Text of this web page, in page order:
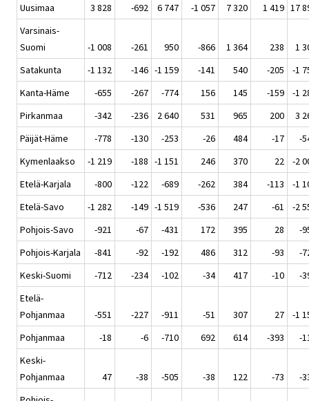
Uusimaa
3 828 -692 6 747 -1 057 7 320 1 419 17
Varsinais-
Suomi
-1 008 -261 950 -866 1 364 238
1
Satakunta
-1 132 -146 -1 159 -141 540 -205
-1
Kanta-Häme
-655 -267 -774 156 145 -159
-1
Pirkanmaa
-342 -236 2 640 531 965 200
3
Päijät-Häme
-778 -130 -253 -26 484 -17
-
Kymenlaakso
-1 219 -188 -1 151 246 370 22
-2
Etelä-Karjala
-800 -122 -689 -262 384 -113
-1
Etelä-Savo
-1 282 -149 -1 519 -536 247 -61
-2
Pohjois-Savo
-921 -67 -431 172 395 28
-
Pohjois-Karjala
-841 -92 -192 486 312 -93
-
Keski-Suomi
-712 -234 -102 -34 417 -10
-
Etelä-
Pohjanmaa
-551 -227 -911 -51 307 27
-1
Pohjanmaa
-18 -6 -710 692 614 -393
-
Keski-
Pohjanmaa
47 -38 -505 -38 122 -73
-